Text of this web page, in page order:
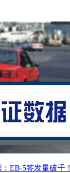
EB-5签发量破千！